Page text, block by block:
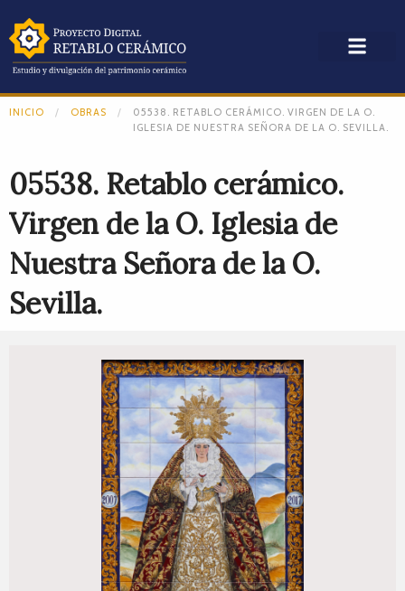
INICIO OBRAS
05538. RETABLO CERÁMICO. VIRGEN DE LA O.
IGLESIA DE NUESTRA SEÑORA DE LA O. SEVILLA.
05538. Retablo cerámico.
Virgen de la O. Iglesia de
Nuestra Señora de la O.
Sevilla.